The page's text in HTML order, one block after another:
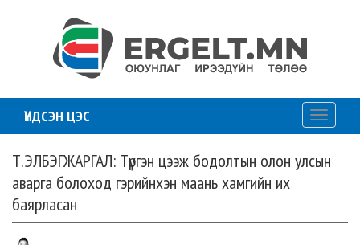
ҮНДСЭН ЦЭС
Toggle
Т.ЭЛБЭГЖАРГАЛ: Түргэн цээж бодолтын олон улсын
аварга болоход гэрийнхэн маань хамгийн их
баярласан